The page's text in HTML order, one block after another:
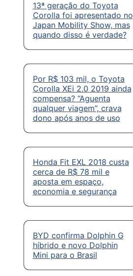
13ª geração do Toyota
Corolla foi apresentado no
Japan Mobility Show, mas
quando disso é verdade?
Por R$ 103 mil, o Toyota
Corolla XEi 2.0 2019 ainda
compensa? “Aguenta
qualquer viagem”, crava
dono após anos de uso
Honda Fit EXL 2018 custa
cerca de R$ 78 mil e
aposta em espaço,
economia e segurança
BYD confirma Dolphin G
híbrido e novo Dolphin
Mini para o Brasil